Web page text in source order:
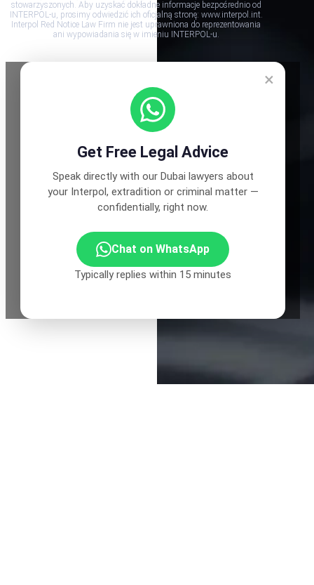
stowarzyszonych. Aby uzyskać dokładne informacje bezpośrednio od
INTERPOL-u, prosimy odwiedzić ich oficjalną stronę: www.interpol.int.
Interpol Red Notice Law Firm nie jest uprawniona do reprezentowania
ani wypowiadania się w imieniu INTERPOL-u.
×
Get Free Legal Advice
Speak directly with our Dubai lawyers about
your Interpol, extradition or criminal matter —
confidentially, right now.
Chat on WhatsApp
Typically replies within 15 minutes